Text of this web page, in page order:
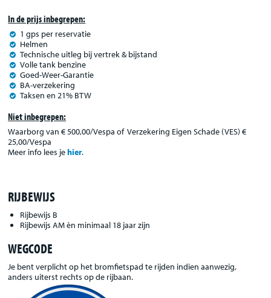
In de prijs inbegrepen:
1 gps per reservatie
Helmen
Technische uitleg bij vertrek & bijstand
Volle tank benzine
Goed-Weer-Garantie
BA-verzekering
Taksen en 21% BTW
Niet inbegrepen:
Waarborg van € 500,00/Vespa of Verzekering Eigen Schade (VES) €
25,00/Vespa
Meer info lees jehier.
RIJBEWIJS
Rijbewijs B
Rijbewijs AM èn minimaal 18 jaar zijn
WEGCODE
Je bent verplicht op het bromfietspad te rijden indien aanwezig,
anders uiterst rechts op de rijbaan.